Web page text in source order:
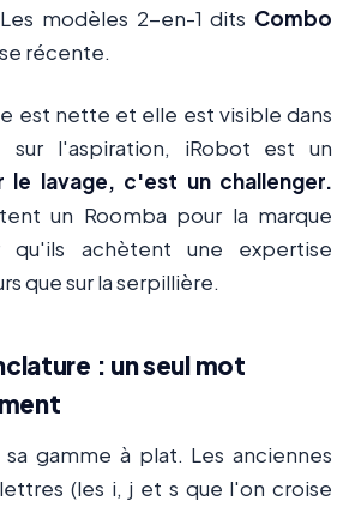
modèles 2-en-1 dits Combo
récente.
est nette et elle est visible dans
sur l'aspiration, iRobot est un
le lavage, c'est un challenger.
un Roomba pour la marque
qu'ils achètent une expertise
que sur la serpillière.
: un seul mot
gamme à plat. Les anciennes
(les i, j et s que l'on croise